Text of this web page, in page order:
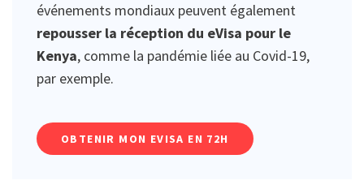
événements mondiaux peuvent également
repousser la réception du eVisa pour le
Kenya, comme la pandémie liée au Covid-19,
par exemple.
OBTENIR MON EVISA EN 72H